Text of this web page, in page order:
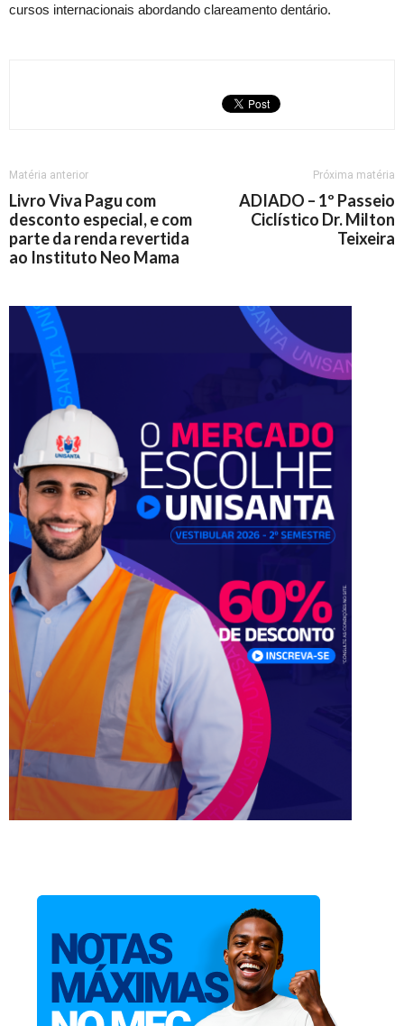
cursos internacionais abordando clareamento dentário.
Matéria anterior
Livro Viva Pagu com
desconto especial, e com
parte da renda revertida
ao Instituto Neo Mama
Próxima matéria
ADIADO – 1º Passeio
Ciclístico Dr. Milton
Teixeira